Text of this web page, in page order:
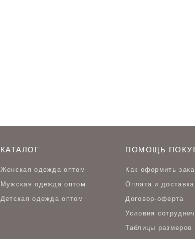
КАТАЛОГ
Женская одежда оптом
Мужская одежда оптом
Детская одежда оптом
ПОМОЩЬ
Как оформить
Оплата и доставка
Договор-оферта
Условия
Таблицы размеров